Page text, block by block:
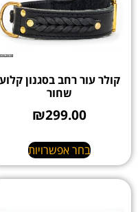
קולר עור רחב בסגנון קלוע
שחור
₪299.00
בחר אפשרויות